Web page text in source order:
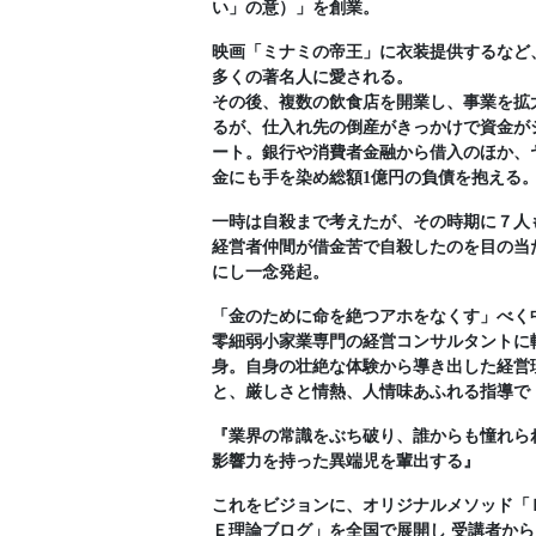
い」の意）」を創業。
映画「ミナミの帝王」に衣装提供するなど
多くの著名人に愛される。
その後、複数の飲食店を開業し、事業を拡
るが、仕入れ先の倒産がきっかけで資金が
ート。銀行や消費者金融から借入のほか、
金にも手を染め総額1億円の負債を抱える
一時は自殺まで考えたが、その時期に７人
経営者仲間が借金苦で自殺したのを目の当
にし一念発起。
「金のために命を絶つアホをなくす」べく
零細弱小家業専門の経営コンサルタントに
身。自身の壮絶な体験から導き出した経営
と、厳しさと情熱、人情味あふれる指導で
『業界の常識をぶち破り、誰からも憧れら
影響力を持った異端児を輩出する』
これをビジョンに、オリジナルメソッド「
Ｅ理論ブログ」を全国で展開し 受講者か